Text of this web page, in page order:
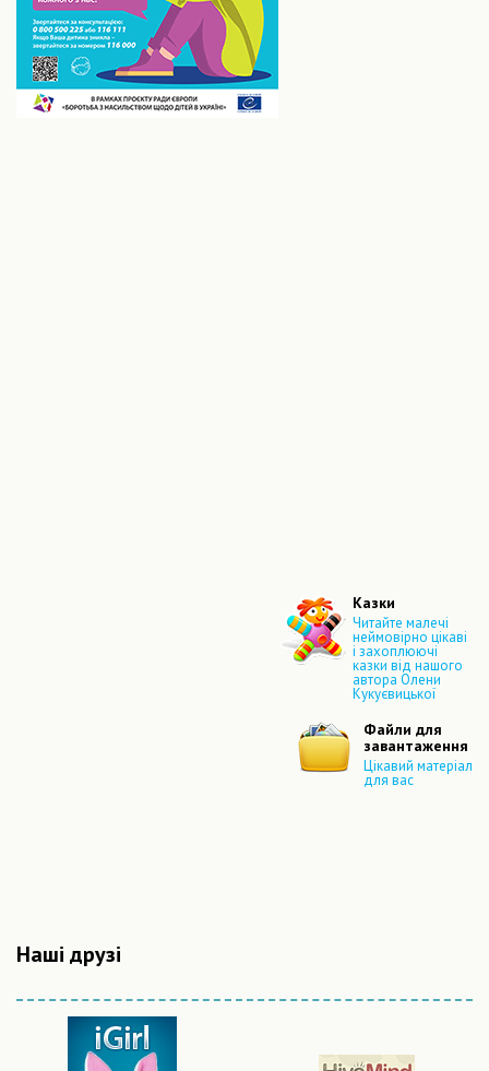
Казки
Читайте малечі
неймовірно цікаві
і захоплюючі
казки від нашого
автора Олени
Кукуєвицької
Файли для
завантаження
Цікавий матеріал
для вас
Наші друзі